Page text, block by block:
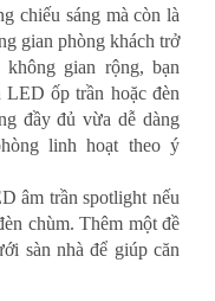
chiếu sáng mà còn là
gian phòng khách trở
gian rộng, bạn
LED ốp trần hoặc đèn
đầy đủ vừa dễ dàng
linh hoạt theo ý
âm trần spotlight nếu
chùm. Thêm một đề
sàn nhà để giúp căn